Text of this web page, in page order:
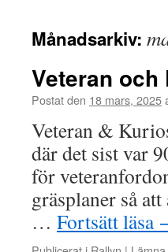
Månadsarkiv:
Veteran
Postat den 18 mars, 2025
Veteran &
där det sist var
för
gräsplaner så
… Fortsätt läsa